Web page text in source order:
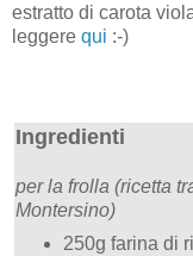
estratto di carota
leggere qui :-)
Ingredienti
per la frolla (ricetta
Montersino)
250g farina di